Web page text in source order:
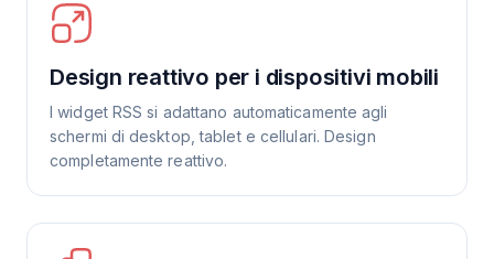
Design reattivo per i dispositivi mobili
I widget RSS si adattano automaticamente agli
schermi di desktop, tablet e cellulari. Design
completamente reattivo.